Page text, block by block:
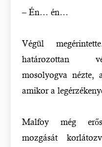
– Én… én…
Végül
határozottan
mosolyogva nézte,
amikor a
Malfoy még
mozgását